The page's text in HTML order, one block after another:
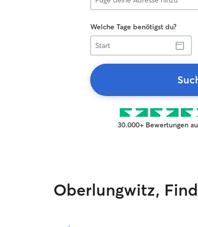
Welche Tage benötigst du?
Start
30.000+ Bewertungen
Oberlungwitz,